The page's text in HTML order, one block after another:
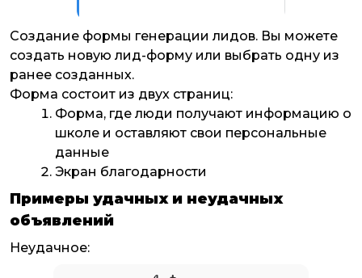
Создание формы генерации лидов. Вы можете
создать новую лид-форму или выбрать одну из
ранее созданных.
Форма состоит из двух страниц:
Форма, где люди получают информацию о
школе и оставляют свои персональные
данные
Экран благодарности
Примеры удачных и неудачных
объявлений
Неудачное: